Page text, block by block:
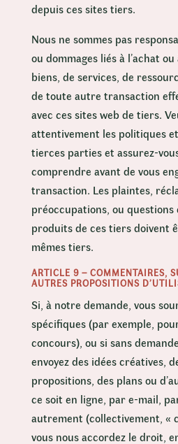
depuis ces sites tiers.
Nous ne sommes pas
ou dommages liés à l’achat
biens, de services, de
de toute autre transaction
avec ces sites web de tiers.
attentivement les politiques
tierces parties et assurez-
comprendre avant de vous
transaction. Les plaintes,
préoccupations, ou
produits de ces tiers doivent
mêmes tiers.
ARTICLE 9 – COMMENTAIRES,
AUTRES PROPOSITIONS
Si, à notre demande, vous
spécifiques (par exemple,
concours), ou si sans
envoyez des idées créatives,
propositions, des plans ou
ce soit en ligne, par e-mail,
autrement (collectivement, «
vous nous accordez le droit,